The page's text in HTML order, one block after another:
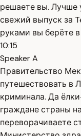
решаете вы. Лучше
свежий выпуск за
руками вы берёте
10:15
Speaker A
Правительство
путешествовать в
криминала. Да
граждане страны
переворачиваете